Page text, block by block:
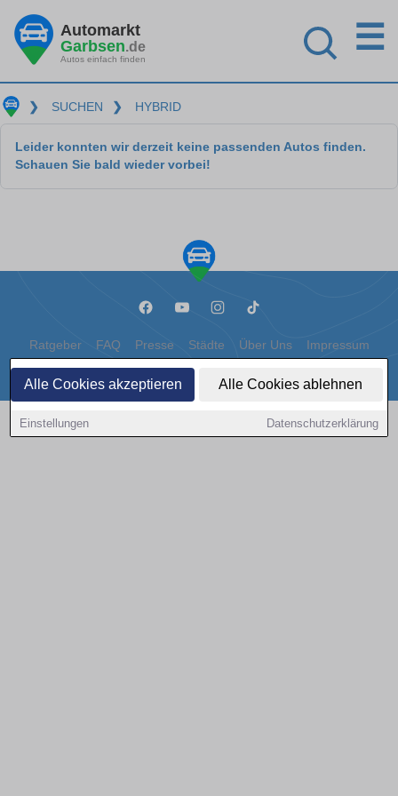
Alle Cookies akzeptieren Alle Cookies ablehnen
Einstellungen Datenschutzerklärung
Automarkt
Garbsen.de
Autos einfach finden
☰
❯ SUCHEN ❯ HYBRID
Leider konnten wir derzeit keine passenden Autos finden.
Schauen Sie bald wieder vorbei!
Ratgeber FAQ Presse Städte Über Uns Impressum
Datenschutz Cookies
Copyright © 2000 - 2026 | 1A Infosysteme GmbH | Content by: 1a-sites-autos